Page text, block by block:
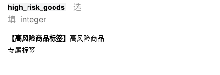
high_risk_goods
选
填 integer
【高风险商品标签】 高风险商品
专属标签